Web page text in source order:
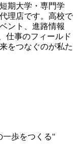
期大学・専門学
理店です。高校で
ント、進路情報
仕事のフィールド
をつなぐのが私た
一歩をつくる"